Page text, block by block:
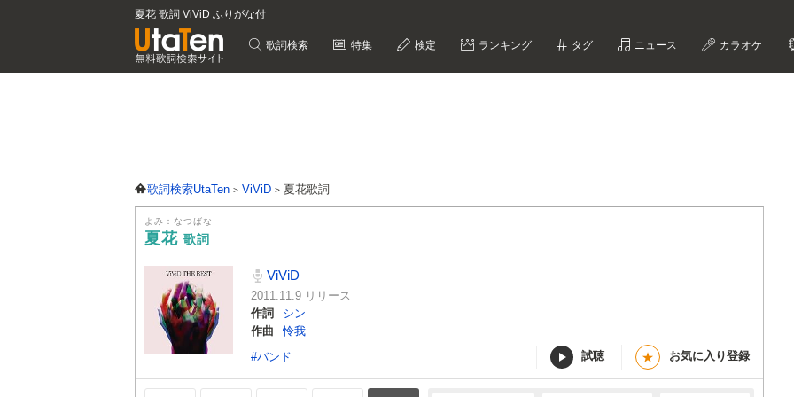
夏花 歌詞 ViViD ふりがな付
歌詞検索 特集 検定 ランキング タグ ニュース カラオケ
歌詞検索UtaTen ViViD 夏花歌詞
よみ：なつばな
夏花 歌詞
ViViD
2011.11.9 リリース
作詞
シン
作曲
怜我
#バンド
試聴 ★ お気に入り登録